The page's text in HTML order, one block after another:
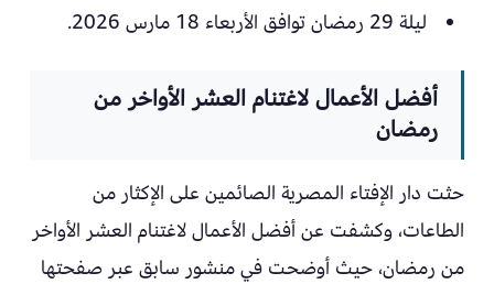
ليلة 29 رمضان توافق الأربعاء 18 مارس 2026.
أفضل الأعمال لاغتنام العشر الأواخر من
رمضان
حثت دار الإفتاء المصرية الصائمين على الإكثار من
الطاعات، وكشفت عن أفضل الأعمال لاغتنام العشر الأواخر
من رمضان، حيث أوضحت في منشور سابق عبر صفحتها